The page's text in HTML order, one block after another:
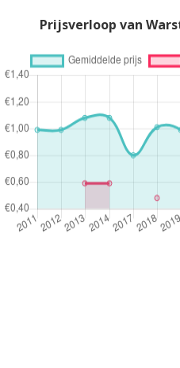
Prijsverloop van